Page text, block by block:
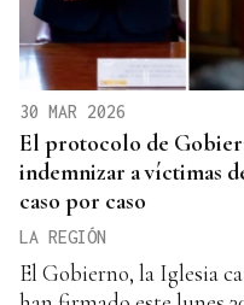
30 MAR 2026
El protocolo de
indemnizar a víctimas
caso por caso
LA REGIÓN
El Gobierno, la Iglesia